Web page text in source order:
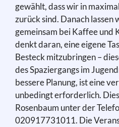
gewählt, dass wir in
zurück sind. Danach lassen
gemeinsam bei Kaffee und
denkt daran, eine eigene
Besteck mitzubringen –
des Spaziergangs im
bessere Planung, ist eine
unbedingt erforderlich.
Rosenbaum unter der
020917731011. Die